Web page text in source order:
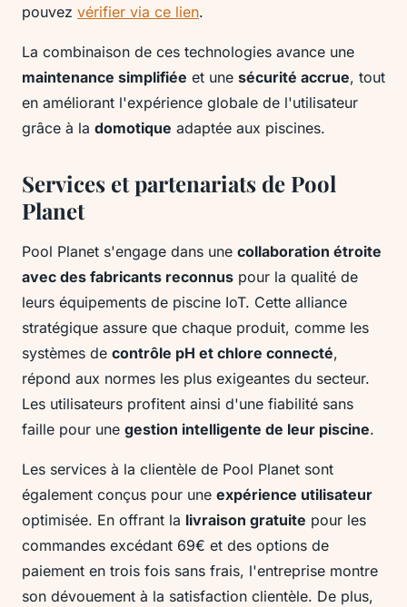
pouvez vérifier via ce lien.
La combinaison de ces technologies avance une
maintenance simplifiée et une sécurité accrue, tout
en améliorant l'expérience globale de l'utilisateur
grâce à la domotique adaptée aux piscines.
Services et partenariats de Pool
Planet
Pool Planet s'engage dans une collaboration étroite
avec des fabricants reconnus pour la qualité de
leurs équipements de piscine IoT. Cette alliance
stratégique assure que chaque produit, comme les
systèmes de contrôle pH et chlore connecté,
répond aux normes les plus exigeantes du secteur.
Les utilisateurs profitent ainsi d'une fiabilité sans
faille pour une gestion intelligente de leur piscine.
Les services à la clientèle de Pool Planet sont
également conçus pour une expérience utilisateur
optimisée. En offrant la livraison gratuite pour les
commandes excédant 69€ et des options de
paiement en trois fois sans frais, l'entreprise montre
son dévouement à la satisfaction clientèle. De plus,